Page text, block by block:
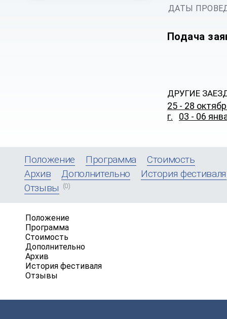
ДАТЫ
Подача
ДРУГИЕ
25 - 28
г.
03 - 06
Положение Программа
Стоимость
Архив
Дополнительно
История фестиваля
Отзывы
(0)
Положение
Программа
Стоимость
Дополнительно
Архив
История фестиваля
Отзывы